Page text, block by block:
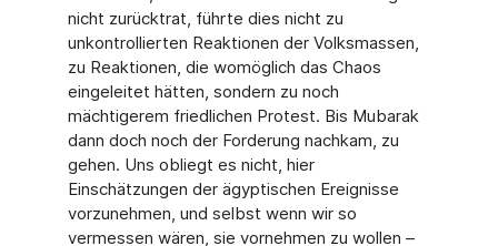
nicht zurücktrat, führte dies nicht zu
unkontrollierten Reaktionen der Volksmassen,
zu Reaktionen, die womöglich das Chaos
eingeleitet hätten, sondern zu noch
mächtigerem friedlichen Protest. Bis Mubarak
dann doch noch der Forderung nachkam, zu
gehen. Uns obliegt es nicht, hier
Einschätzungen der ägyptischen Ereignisse
vorzunehmen, und selbst wenn wir so
vermessen wären, sie vornehmen zu wollen –